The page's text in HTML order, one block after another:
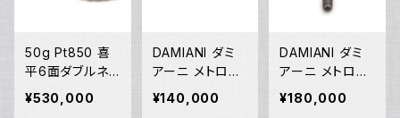
50g Pt850 喜
平6面ダブルネッ
クレス プラチナ
ネックレスチェー
¥530,000
DAMIANI ダミ
アーニ メトロポ
リタンドリーム 1
Pダイヤモンド リ
¥140,000
DAMIANI ダミ
アーニ メトロポ
リタンドリーム 6
Pダイヤモンド
¥180,000